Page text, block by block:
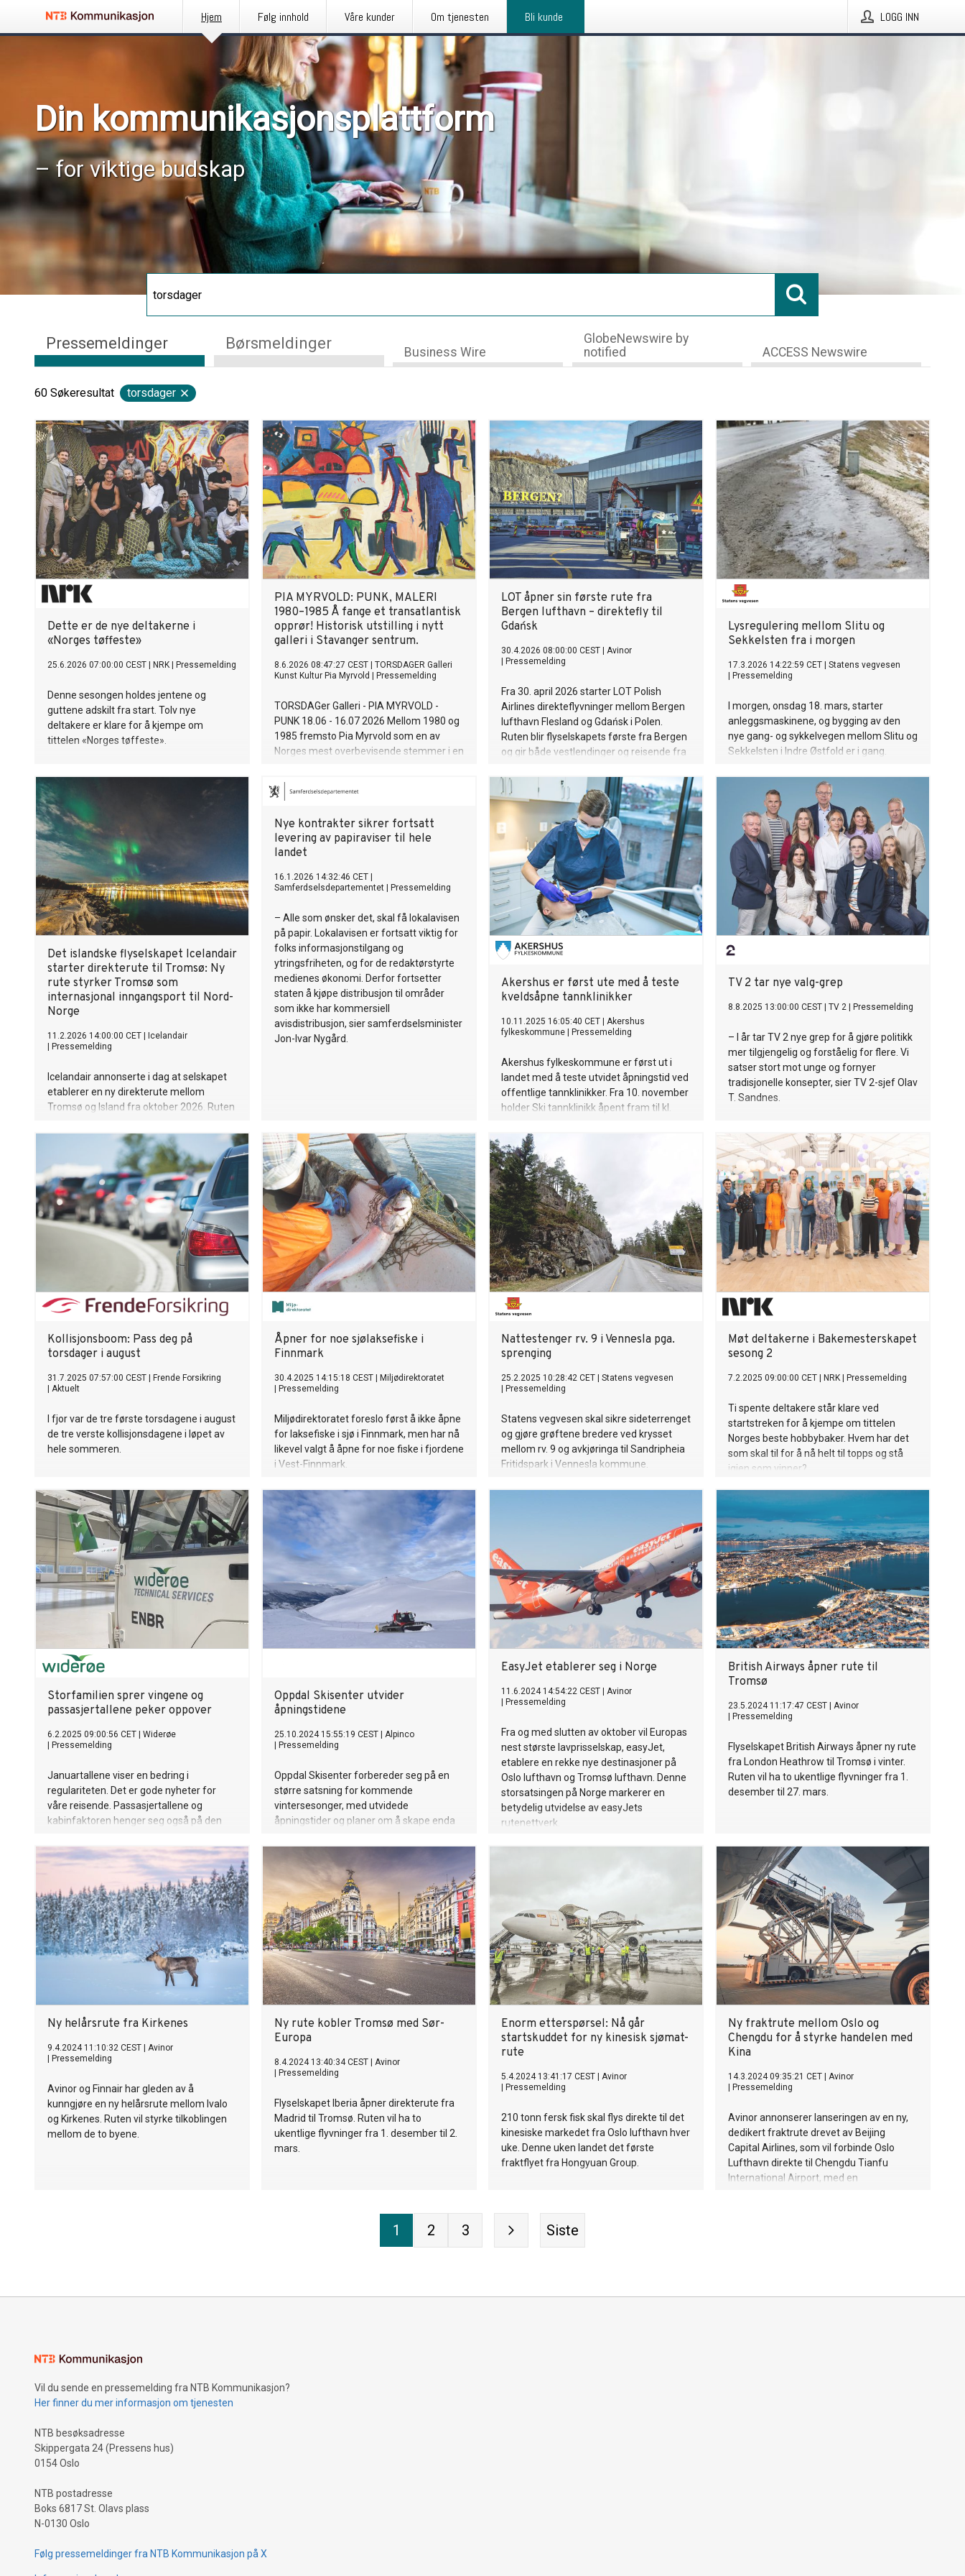
Hjem Følg innhold Våre kunder Om tjenesten Bli kunde LOGG INN
Din kommunikasjonsplattform
– for viktige budskap
Pressemeldinger Børsmeldinger Business Wire
GlobeNewswire by
notified
ACCESS Newswire
60 Søkeresultat torsdager
Dette er de nye deltakerne i
«Norges tøffeste»
25.6.2026 07:00:00 CEST NRK Pressemelding
Denne sesongen holdes jentene og
guttene adskilt fra start. Tolv nye
deltakere er klare for å kjempe om
tittelen «Norges tøffeste».
PIA MYRVOLD: PUNK, MALERI
1980–1985 Å fange et transatlantisk
opprør! Historisk utstilling i nytt
galleri i Stavanger sentrum.
8.6.2026 08:47:27 CEST
TORSDAGER Galleri
Kunst Kultur Pia Myrvold
Pressemelding
TORSDAGer Galleri - PIA MYRVOLD -
PUNK 18.06 - 16.07 2026 Mellom 1980 og
1985 fremsto Pia Myrvold som en av
Norges mest overbevisende stemmer i en
begrenset av tradisjonelle galleri vegger.
Hennes malerier fra denn perioden –
penselstrøk og kollasjelignende bildebruk
– fanget den rå, opprørske energien i
punk ikke bare som musikk, men som en
komplett estetisk revolusjon som
forvandlet mote, klubbkultur og selve
LOT åpner sin første rute fra
Bergen lufthavn – direktefly til
Gdańsk
30.4.2026 08:00:00 CEST
Avinor
Pressemelding
Fra 30. april 2026 starter LOT Polish
Airlines direkteflyvninger mellom Bergen
lufthavn Flesland og Gdańsk i Polen.
Ruten blir flyselskapets første fra Bergen
og gir både vestlendinger og reisende fra
Lysregulering mellom Slitu og
Sekkelsten fra i morgen
17.3.2026 14:22:59 CET
Statens vegvesen
Pressemelding
I morgen, onsdag 18. mars, starter
anleggsmaskinene, og bygging av den
nye gang- og sykkelvegen mellom Slitu og
Sekkelsten i Indre Østfold er i gang.
Det islandske flyselskapet Icelandair
starter direkterute til Tromsø: Ny
rute styrker Tromsø som
internasjonal inngangsport til Nord-
Norge
11.2.2026 14:00:00 CET
Icelandair
Pressemelding
Icelandair annonserte i dag at selskapet
etablerer en ny direkterute mellom
Tromsø og Island fra oktober 2026. Ruten
Island og Nord-Amerika, samtidig som
den åpner for flere islandske og
amerikanske reisende til Nord-Norge. Det
islandske flyselskapet utvider også
flytilbudet sitt til Bergen til en helårsrute.
Nye kontrakter sikrer fortsatt
levering av papiraviser til hele
landet
16.1.2026 14:32:46 CET
Samferdselsdepartementet
Pressemelding
– Alle som ønsker det, skal få lokalavisen
på papir. Lokalavisen er fortsatt viktig for
folks informasjonstilgang og
ytringsfriheten, og for de redaktørstyrte
medienes økonomi. Derfor fortsetter
staten å kjøpe distribusjon til områder
som ikke har kommersiell
avisdistribusjon, sier samferdselsminister
Jon-Ivar Nygård.
Akershus er først ute med å teste
kveldsåpne tannklinikker
10.11.2025 16:05:40 CET
Akershus
fylkeskommune
Pressemelding
Akershus fylkeskommune er først ut i
landet med å teste utvidet åpningstid ved
offentlige tannklinikker. Fra 10. november
holder Ski tannklinikk åpent fram til kl.
TV 2 tar nye valg-grep
8.8.2025 13:00:00 CEST TV 2 Pressemelding
– I år tar TV 2 nye grep for å gjøre politikk
mer tilgjengelig og forståelig for flere. Vi
satser stort mot unge og fornyer
tradisjonelle konsepter, sier TV 2-sjef Olav
T. Sandnes.
Kollisjonsboom: Pass deg på
torsdager i august
31.7.2025 07:57:00 CEST
Frende Forsikring
Aktuelt
I fjor var de tre første torsdagene i august
de tre verste kollisjonsdagene i løpet av
hele sommeren.
Åpner for noe sjølaksefiske i
Finnmark
30.4.2025 14:15:18 CEST
Miljødirektoratet
Pressemelding
Miljødirektoratet foreslo først å ikke åpne
for laksefiske i sjø i Finnmark, men har nå
likevel valgt å åpne for noe fiske i fjordene
i Vest-Finnmark.
Nattestenger rv. 9 i Vennesla pga.
sprenging
25.2.2025 10:28:42 CET
Statens vegvesen
Pressemelding
Statens vegvesen skal sikre sideterrenget
og gjøre grøftene bredere ved krysset
mellom rv. 9 og avkjøringa til Sandripheia
Fritidspark i Vennesla kommune.
Møt deltakerne i Bakemesterskapet
sesong 2
7.2.2025 09:00:00 CET NRK Pressemelding
Ti spente deltakere står klare ved
startstreken for å kjempe om tittelen
Norges beste hobbybaker. Hvem har det
som skal til for å nå helt til topps og stå
igjen som vinner?
Storfamilien sprer vingene og
passasjertallene peker oppover
6.2.2025 09:00:56 CET
Widerøe
Pressemelding
Januartallene viser en bedring i
regulariteten. Det er gode nyheter for
våre reisende. Passasjertallene og
kabinfaktoren henger seg også på den
målrettet hver eneste dag for å levere på
avtalen med kundene våre, samtidig vet
vi at vinteren er lunefull, og stålsetter oss
for mer vintervær i møte.
Oppdal Skisenter utvider
åpningstidene
25.10.2024 15:55:19 CEST
Alpinco
Pressemelding
Oppdal Skisenter forbereder seg på en
større satsning for kommende
vintersesonger, med utvidede
åpningstider og planer om å skape enda
Allerede kommende sesong legges det
opp til et utvidet antall åpningsdager for
flere av hovedheisene i skisenteret.
EasyJet etablerer seg i Norge
11.6.2024 14:54:22 CEST
Avinor
Pressemelding
Fra og med slutten av oktober vil Europas
nest største lavprisselskap, easyJet,
etablere en rekke nye destinasjoner på
Oslo lufthavn og Tromsø lufthavn. Denne
storsatsingen på Norge markerer en
betydelig utvidelse av easyJets
rutenettverk.
British Airways åpner rute til
Tromsø
23.5.2024 11:17:47 CEST
Avinor
Pressemelding
Flyselskapet British Airways åpner ny rute
fra London Heathrow til Tromsø i vinter.
Ruten vil ha to ukentlige flyvninger fra 1.
desember til 27. mars.
Ny helårsrute fra Kirkenes
9.4.2024 11:10:32 CEST
Avinor
Pressemelding
Avinor og Finnair har gleden av å
kunngjøre en ny helårsrute mellom Ivalo
og Kirkenes. Ruten vil styrke tilkoblingen
mellom de to byene.
Ny rute kobler Tromsø med Sør-
Europa
8.4.2024 13:40:34 CEST
Avinor
Pressemelding
Flyselskapet Iberia åpner direkterute fra
Madrid til Tromsø. Ruten vil ha to
ukentlige flyvninger fra 1. desember til 2.
mars.
Enorm etterspørsel: Nå går
startskuddet for ny kinesisk sjømat-
rute
5.4.2024 13:41:17 CEST
Avinor
Pressemelding
210 tonn fersk fisk skal flys direkte til det
kinesiske markedet fra Oslo lufthavn hver
uke. Denne uken landet det første
fraktflyet fra Hongyuan Group.
Ny fraktrute mellom Oslo og
Chengdu for å styrke handelen med
Kina
14.3.2024 09:35:21 CET
Avinor
Pressemelding
Avinor annonserer lanseringen av en ny,
dedikert fraktrute drevet av Beijing
Capital Airlines, som vil forbinde Oslo
Lufthavn direkte til Chengdu Tianfu
International Airport, med en
1 2 3 Siste
Vil du sende en pressemelding fra NTB Kommunikasjon?
Her finner du mer informasjon om tjenesten
NTB besøksadresse
Skippergata 24 (Pressens hus)
0154 Oslo
NTB postadresse
Boks 6817 St. Olavs plass
N-0130 Oslo
Følg pressemeldinger fra NTB Kommunikasjon på X